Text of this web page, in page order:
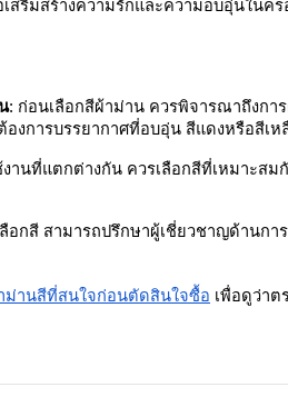
สริมสร้างความรักและความอบอุ่นในคร
: ก่อนเลือกสีผ้าม่าน ควรพิจารณาถึงกา
งการบรรยากาศที่อบอุ่น สีแดงหรือสีเห
านที่แตกต่างกัน ควรเลือกสีที่เหมาะสม
อกสี สามารถปรึกษาผู้เชี่ยวชาญด้านกา
ม่านสีที่สนใจก่อนตัดสินใจซื้อ เพื่อดูว่าต